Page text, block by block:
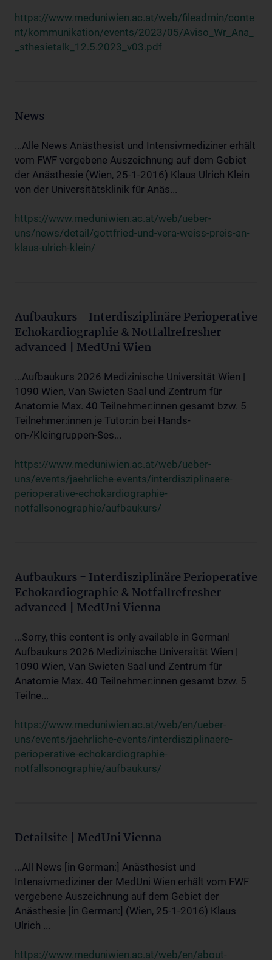
https://www.meduniwien.ac.at/web/fileadmin/conte
nt/kommunikation/events/2023/05/Aviso_Wr_Ana_
_sthesietalk_12.5.2023_v03.pdf
News
...Alle News Anästhesist und Intensivmediziner erhält
vom FWF vergebene Auszeichnung auf dem Gebiet
der Anästhesie (Wien, 25-1-2016) Klaus Ulrich Klein
von der Universitätsklinik für Anäs...
https://www.meduniwien.ac.at/web/ueber-
uns/news/detail/gottfried-und-vera-weiss-preis-an-
klaus-ulrich-klein/
Aufbaukurs - Interdisziplinäre Perioperative
Echokardiographie & Notfallrefresher
advanced | MedUni Wien
...Aufbaukurs 2026 Medizinische Universität Wien |
1090 Wien, Van Swieten Saal und Zentrum für
Anatomie Max. 40 Teilnehmer:innen gesamt bzw. 5
Teilnehmer:innen je Tutor:in bei Hands-
on-/Kleingruppen-Ses...
https://www.meduniwien.ac.at/web/ueber-
uns/events/jaehrliche-events/interdisziplinaere-
perioperative-echokardiographie-
notfallsonographie/aufbaukurs/
Aufbaukurs - Interdisziplinäre Perioperative
Echokardiographie & Notfallrefresher
advanced | MedUni Vienna
...Sorry, this content is only available in German!
Aufbaukurs 2026 Medizinische Universität Wien |
1090 Wien, Van Swieten Saal und Zentrum für
Anatomie Max. 40 Teilnehmer:innen gesamt bzw. 5
Teilne...
https://www.meduniwien.ac.at/web/en/ueber-
uns/events/jaehrliche-events/interdisziplinaere-
perioperative-echokardiographie-
notfallsonographie/aufbaukurs/
Detailsite | MedUni Vienna
...All News [in German:] Anästhesist und
Intensivmediziner der MedUni Wien erhält vom FWF
vergebene Auszeichnung auf dem Gebiet der
Anästhesie [in German:] (Wien, 25-1-2016) Klaus
Ulrich ...
https://www.meduniwien.ac.at/web/en/about-